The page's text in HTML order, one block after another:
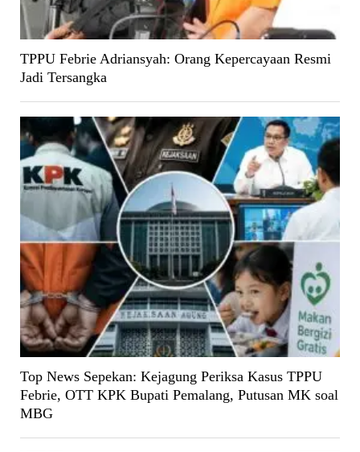
TPPU Febrie Adriansyah: Orang Kepercayaan Resmi
Jadi Tersangka
Top News Sepekan: Kejagung Periksa Kasus TPPU
Febrie, OTT KPK Bupati Pemalang, Putusan MK soal
MBG